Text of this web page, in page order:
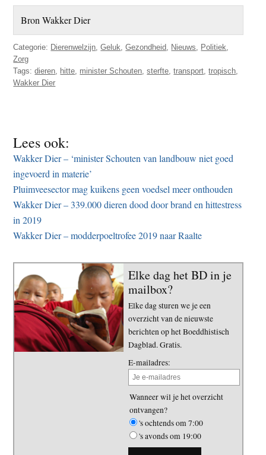
Bron Wakker Dier
Categorie: Dierenwelzijn,Geluk,Gezondheid, Nieuws, Politiek,
Zorg
Tags:dieren, hitte, minister Schouten,sterfte,transport,tropisch,
Wakker Dier
Lees ook:
Wakker Dier – ‘minister Schouten van landbouw niet goed
ingevoerd in materie’
Pluimveesector mag kuikens geen voedsel meer onthouden
Wakker Dier – 339.000 dieren dood door brand en hittestress
in 2019
Wakker Dier – modderpoeltrofee 2019 naar Raalte
Elke dag het BD in je
mailbox?
Elke dag sturen we je een
overzicht van de nieuwste
berichten op het Boeddhistisch
Dagblad. Gratis.
E-mailadres:
Wanneer wil je het overzicht
ontvangen?
's ochtends om 7:00
's avonds om 19:00